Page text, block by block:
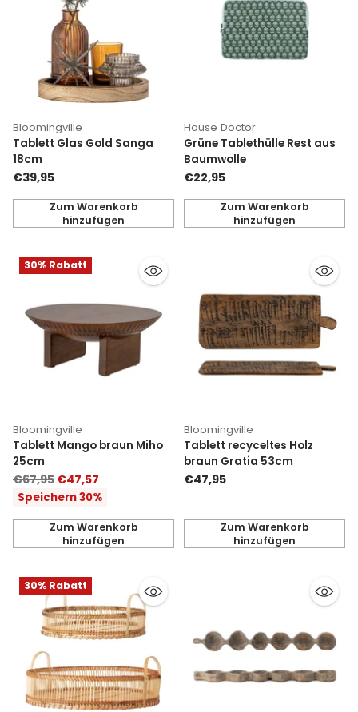
Bloomingville
Tablett Glas Gold Sanga
18cm
€39,95
Zum Warenkorb
hinzufügen
Anzahl
House Doctor
Grüne Tablethülle Rest aus
Baumwolle
€22,95
Zum Warenkorb
hinzufügen
Anzahl
30% Rabatt
Bloomingville
Tablett Mango braun Miho
25cm
Normaler
Preis
€67,95 €47,57
Speichern 30%
Zum Warenkorb
hinzufügen
Anzahl
Bloomingville
Tablett recyceltes Holz
braun Gratia 53cm
€47,95
Zum Warenkorb
hinzufügen
Anzahl
30% Rabatt